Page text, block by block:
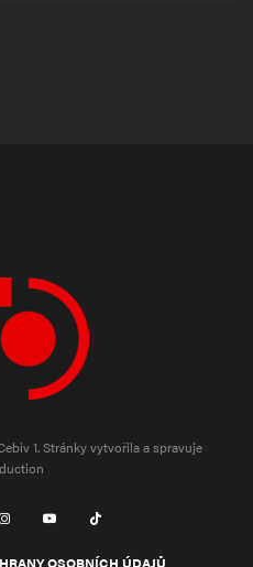
1.Stránky vytvořila a spravuje
OSOBNÍCH ÚDAJŮ